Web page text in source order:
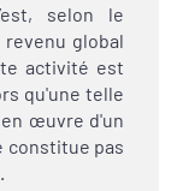
selon le
revenu global
activité est
qu'une telle
œuvre d'un
constitue pas